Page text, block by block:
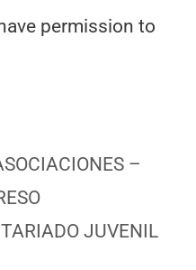
permission to
–
JUVENIL